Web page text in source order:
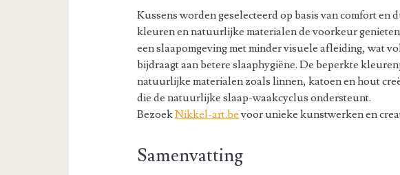
Kussens worden geselecteerd op basis van comfort en
kleuren en natuurlijke materialen de voorkeur
een slaapomgeving met minder visuele afleiding, wat
bijdraagt aan betere slaaphygiëne. De beperkte
natuurlijke materialen zoals linnen, katoen en hout
die de natuurlijke slaap-waakcyclus ondersteunt.
BezoekNikkel-art.bevoor unieke kunstwerken en
Samenvatting